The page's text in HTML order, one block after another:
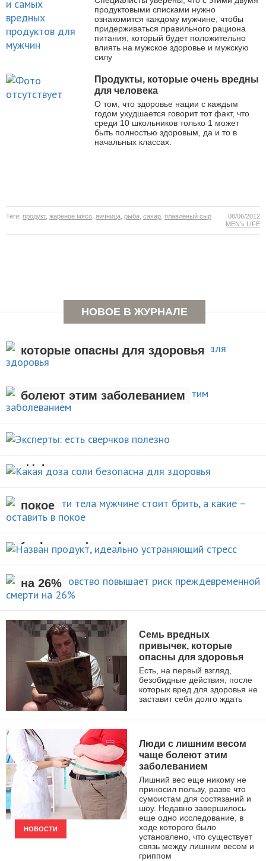
продуктовыми списками нужно
ознакомится каждому мужчине, чтобы
придерживаться правильного рациона
питания, который будет положительно
влиять на мужское здоровье и мужскую
силу
Продукты, которые очень вредны
для человека
О том, что здоровье нации с каждым
годом ухудшается говорит тот факт, что
среди 10 школьников только 1 может
быть полностью здоровым, да и то в
начальных классах.
Теги: продукт, жареное мясо яичница рыба сахар плавленый сыр
08/06/2012
MEN’s LIFE
НОВОЕ В ЖУРНАЛЕ
которые опасны для здоровья
болеют этим заболеванием
НОВОСТИ
Эксперты: есть сверчков
полезно
НОВОСТИ
Какая доза соли безопасна для
здоровья
НОВОСТИ
Какие части тела мужчине стоит
брить, а какие – оставить в
покое
УХОД ЗА СОБОЙ
Назван продукт, идеально
устраняющий стресс
НОВОСТИ
Раннее отцовство повышает
риск преждевременной смерти
на 26%
НОВОСТИ
ЗДОРОВЫЙ ОБРАЗ ЖИЗНИ
Семь вредных
привычек, которые
опасны для здоровья
Есть, на первый взгляд,
безобидные действия, после
которых вред для здоровья не
заставит себя долго ждать
НОВОСТИ
Люди с лишним весом
чаще болеют этим
заболеванием
Лишний вес еще никому не
приносил пользу, разве что
сумоистам для состязаний и
шоу. Недавно завершилось
еще одно исследование, в
ходе которого было
установлено, что существует
связь между лишним весом и
гриппом